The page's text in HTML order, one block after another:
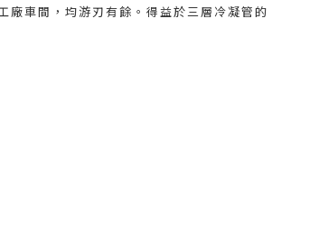
廠車間，均游刃有餘。得益於三層冷凝管的